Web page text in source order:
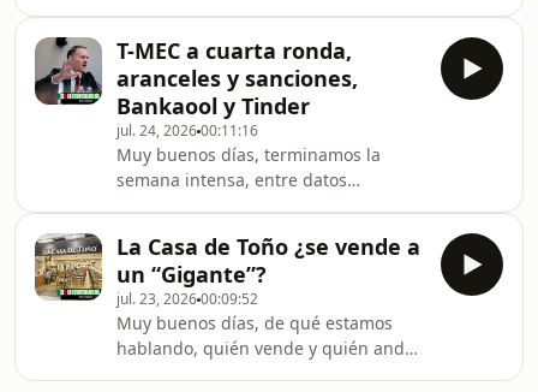
segundo año conse
ronda de conversaciones del T-MEC,
la casa de un coronel que los
acompaña cuando compran pollo frito
será subastada y Jensen Huang
debuta en X con una carta y una
postura en torno a los modelos de IA.
[Presentado por Novartis] ¿Cómo
pueden la innovación y la I
T-MEC a cuarta ronda,
aranceles y sanciones,
Bankaool y Tinder
jul. 24, 202600:11:16
Muy buenos días, terminamos la
semana intensa, entre datos
y hasta nuevas sanciones de Estados
Unidos a empresas vinculadas a un
cartel, hay hasta tequileras.
Hablaremos de todo esto. También
vamos a hacer un resumen de
aranceles porque se acabó el Mundial
La Casa de Toño ¿se vende a
un “Gigante”?
jul. 23, 202600:09:52
Muy buenos días, de qué estamos
hablando, quién vende y quién anda